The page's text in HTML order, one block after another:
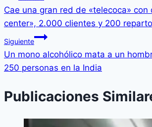
Cae una gran red de «telecoca» con
center», 2.000 clientes y 200
Siguiente
Un mono alcohólico mata a un
250 personas en la India
Publicaciones